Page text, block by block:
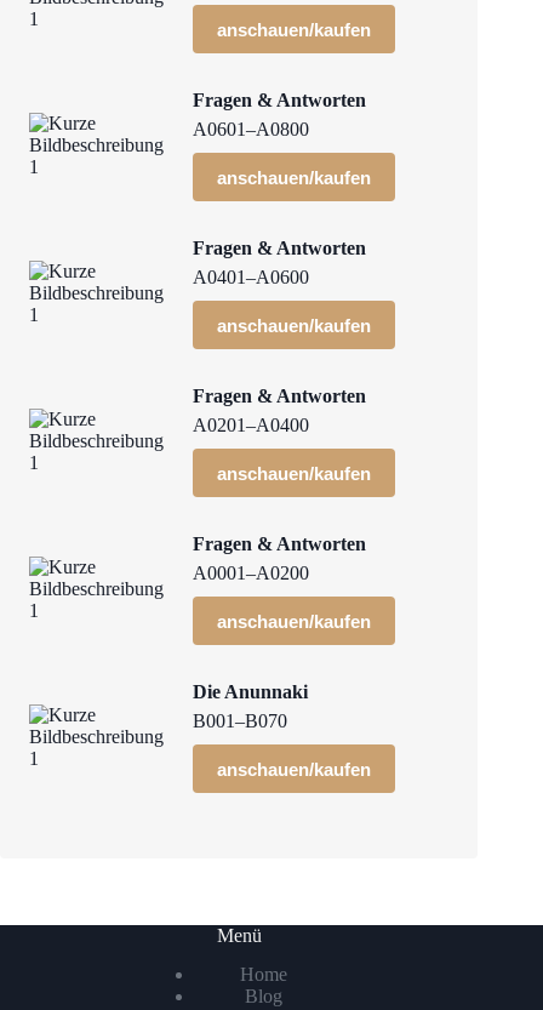
anschauen/kaufen
Fragen & Antworten
A0601–A0800
anschauen/kaufen
Fragen & Antworten
A0401–A0600
anschauen/kaufen
Fragen & Antworten
A0201–A0400
anschauen/kaufen
Fragen & Antworten
A0001–A0200
anschauen/kaufen
Die Anunnaki
B001–B070
anschauen/kaufen
Menü
Home
Blog